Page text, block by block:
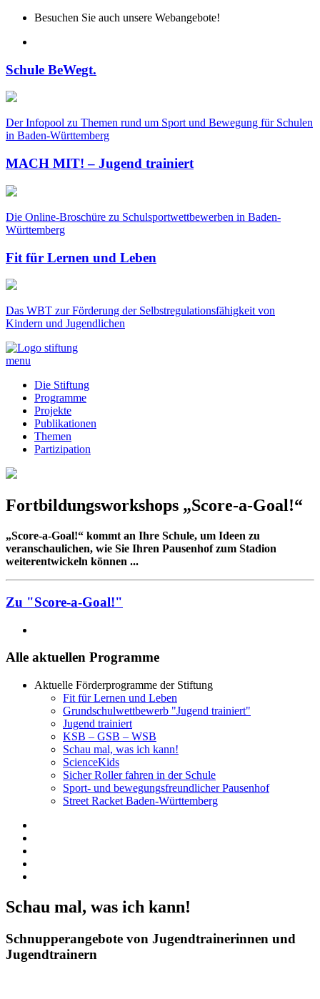
Besuchen Sie auch unsere Webangebote!
Schule BeWegt.
Der Infopool zu Themen rund um Sport und Bewegung für Schulen
in Baden-Württemberg
MACH MIT! – Jugend trainiert
Die Online-Broschüre zu Schulsportwettbewerben in Baden-
Württemberg
Fit für Lernen und Leben
Das WBT zur Förderung der Selbstregulationsfähigkeit von
Kindern und Jugendlichen
menu
Die Stiftung
Programme
Projekte
Publikationen
Themen
Partizipation
Fortbildungsworkshops „Score-a-Goal!“
„Score-a-Goal!“ kommt an Ihre Schule, um Ideen zu
veranschaulichen, wie Sie Ihren Pausenhof zum Stadion
weiterentwickeln können ...
Zu "Score-a-Goal!"
Alle aktuellen Programme
Aktuelle Förderprogramme der Stiftung
Fit für Lernen und Leben
Grundschulwettbewerb "Jugend trainiert"
Jugend trainiert
KSB – GSB – WSB
Schau mal, was ich kann!
ScienceKids
Sicher Roller fahren in der Schule
Sport- und bewegungsfreundlicher Pausenhof
Street Racket Baden-Württemberg
Schau mal, was ich kann!
Schnupperangebote von Jugendtrainerinnen und
Jugendtrainern